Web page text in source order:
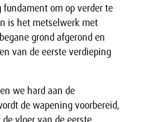
om op verder te
is het metselwerk met
grond afgerond en
van de eerste verdieping
we hard aan de
de wapening voorbereid,
vloer van de eerste